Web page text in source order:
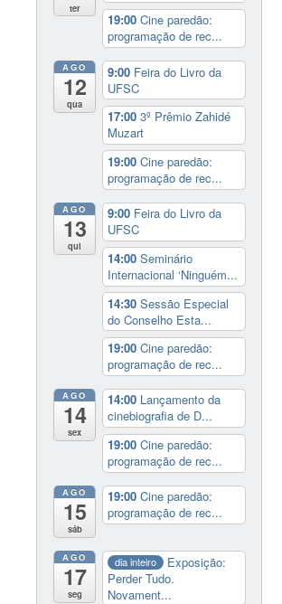
ter
19:00Cine paredão:
programação de rec...
AGO
12
qua
9:00 Feira do Livro da
UFSC
17:003º Prêmio Zahidé
Muzart
19:00Cine paredão:
programação de rec...
AGO
13
qui
9:00 Feira do Livro da
UFSC
14:00Seminário
Internacional ‘Ninguém...
14:30Sessão Especial
do Conselho Esta...
19:00Cine paredão:
programação de rec...
AGO
14
sex
14:00 Lançamento da
cinebiografia de D...
19:00Cine paredão:
programação de rec...
AGO
15
sáb
19:00Cine paredão:
programação de rec...
AGO
17
seg
dia inteiro
Exposição:
Perder Tudo.
Novament...